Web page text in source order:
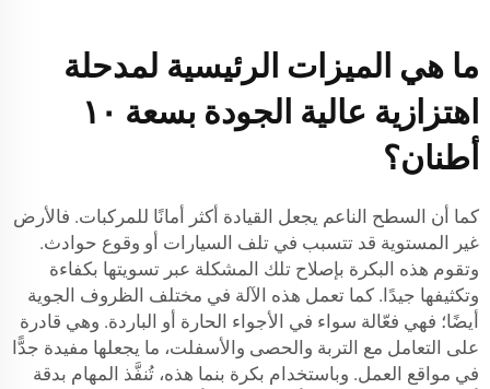
ما هي الميزات الرئيسية لمدحلة
اهتزازية عالية الجودة بسعة ١٠
أطنان؟
كما أن السطح الناعم يجعل القيادة أكثر أمانًا للمركبات. فالأرض
غير المستوية قد تتسبب في تلف السيارات أو وقوع حوادث.
وتقوم هذه البكرة بإصلاح تلك المشكلة عبر تسويتها بكفاءة
وتكثيفها جيدًا. كما تعمل هذه الآلة في مختلف الظروف الجوية
أيضًا؛ فهي فعّالة سواء في الأجواء الحارة أو الباردة. وهي قادرة
على التعامل مع التربة والحصى والأسفلت، ما يجعلها مفيدة جدًّا
في مواقع العمل. وباستخدام بكرة بنما هذه، تُنفَّذ المهام بدقة